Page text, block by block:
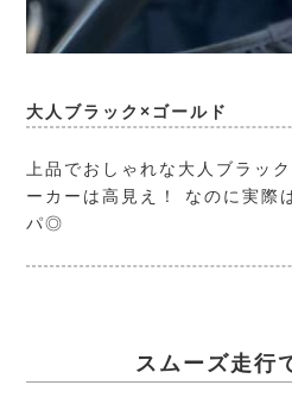
大人ブラック×ゴールド
上品でおしゃれな大人ブラッ
ーカーは高見え！ なのに実際
パ◎
スムーズ走行